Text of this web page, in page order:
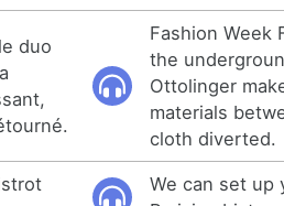
duo
Fashion Week
the
Ottolinger
materials
cloth diverted.
We can set up